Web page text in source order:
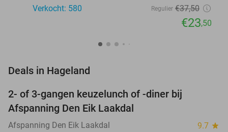
Verkocht: 580
Regulier €37,50
€23,50
Deals in Hageland
2- of 3-gangen keuzelunch of -diner bij
Afspanning Den Eik Laakdal
Afspanning Den Eik Laakdal 9.7 star